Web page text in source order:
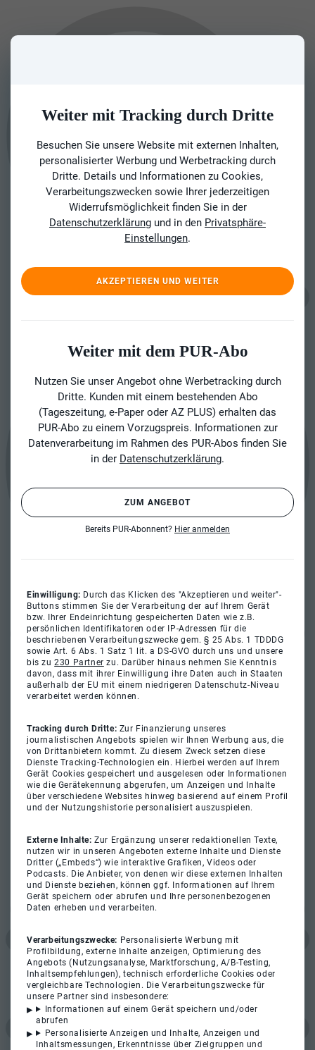
Weiter mit Tracking durch Dritte
Besuchen Sie unsere Website mit externen Inhalten,
personalisierter Werbung und Werbetracking durch
Dritte. Details und Informationen zu Cookies,
Verarbeitungszwecken sowie Ihrer jederzeitigen
Widerrufsmöglichkeit finden Sie in der
Datenschutzerklärung und in den Privatsphäre-
Einstellungen.
AKZEPTIEREN UND WEITER
Weiter mit dem PUR-Abo
Nutzen Sie unser Angebot ohne Werbetracking durch
Dritte. Kunden mit einem bestehenden Abo
(Tageszeitung, e-Paper oder AZ PLUS) erhalten das
PUR-Abo zu einem Vorzugspreis. Informationen zur
Datenverarbeitung im Rahmen des PUR-Abos finden Sie
in der Datenschutzerklärung.
ZUM ANGEBOT
Bereits PUR-Abonnent? Hier anmelden
Einwilligung: Durch das Klicken des "Akzeptieren und weiter"-
Buttons stimmen Sie der Verarbeitung der auf Ihrem Gerät
bzw. Ihrer Endeinrichtung gespeicherten Daten wie z.B.
persönlichen Identifikatoren oder IP-Adressen für die
beschriebenen Verarbeitungszwecke gem. § 25 Abs. 1 TDDDG
sowie Art. 6 Abs. 1 Satz 1 lit. a DS-GVO durch uns und unsere
bis zu230 Partner zu. Darüber hinaus nehmen Sie Kenntnis
davon, dass mit ihrer Einwilligung ihre Daten auch in Staaten
außerhalb der EU mit einem niedrigeren Datenschutz-Niveau
verarbeitet werden können.
Tracking durch Dritte: Zur Finanzierung unseres
journalistischen Angebots spielen wir Ihnen Werbung aus, die
von Drittanbietern kommt. Zu diesem Zweck setzen diese
Dienste Tracking-Technologien ein. Hierbei werden auf Ihrem
Gerät Cookies gespeichert und ausgelesen oder Informationen
wie die Gerätekennung abgerufen, um Anzeigen und Inhalte
über verschiedene Websites hinweg basierend auf einem Profil
und der Nutzungshistorie personalisiert auszuspielen.
Externe Inhalte:Zur Ergänzung unserer redaktionellen Texte,
nutzen wir in unseren Angeboten externe Inhalte und Dienste
Dritter („Embeds“) wie interaktive Grafiken, Videos oder
Podcasts. Die Anbieter, von denen wir diese externen Inhalten
und Dienste beziehen, können ggf. Informationen auf Ihrem
Gerät speichern oder abrufen und Ihre personenbezogenen
Daten erheben und verarbeiten.
Verarbeitungszwecke: Personalisierte Werbung mit
Profilbildung, externe Inhalte anzeigen, Optimierung des
Angebots (Nutzungsanalyse, Marktforschung, A/B-Testing,
Inhaltsempfehlungen), technisch erforderliche Cookies oder
vergleichbare Technologien. Die Verarbeitungszwecke für
unsere Partner sind insbesondere:
Informationen auf einem Gerät speichern und/oder
abrufen
Personalisierte Anzeigen und Inhalte, Anzeigen und
Inhaltsmessungen, Erkenntnisse über Zielgruppen und